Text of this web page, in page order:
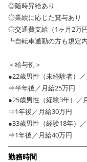
などの長期休暇があ
安心して働けます。
------------------------------
コロナ禍でも数々の繁盛
るのも魅力の一つ。今後
ともポイントです。希望
福利厚生・待遇の充実や
土が根付いています。
夏季休暇・冬季休暇など
トも充実♪20～30代の仲間
いきましょう！
◎随時昇給あり
◎業績に応じた賞与あり
◎交通費支給（1ヶ月2万円
┗自転車通勤の方も規定
＜給与例＞
●22歳男性（未経験者）
⇒半年後／月給25万円
●25歳男性（経験3年）／
⇒1年後／月給30万円
●33歳男性（経験18年）
⇒1年後／月給40万円
勤務時間